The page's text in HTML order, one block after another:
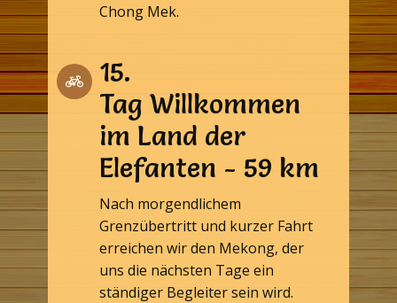
Chong Mek.
15.
Tag Willkommen
im Land der
Elefanten - 59 km
Nach morgendlichem
Grenzübertritt und kurzer Fahrt
erreichen wir den Mekong, der
uns die nächsten Tage ein
ständiger Begleiter sein wird.